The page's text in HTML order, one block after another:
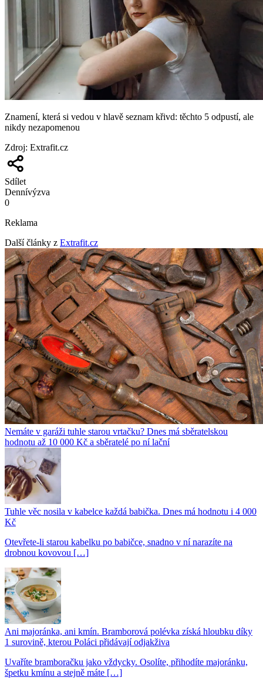
Znamení, která si vedou v hlavě seznam křivd: těchto 5 odpustí, ale
nikdy nezapomenou
Zdroj: Extrafit.cz
Sdílet
Dennívýzva
0
Reklama
Další články z Extrafit.cz
Nemáte v garáži tuhle starou vrtačku? Dnes má sběratelskou
hodnotu až 10 000 Kč a sběratelé po ní lační
Tuhle věc nosila v kabelce každá babička. Dnes má hodnotu i 4 000
Kč
Otevřete-li starou kabelku po babičce, snadno v ní narazíte na
drobnou kovovou […]
Ani majoránka, ani kmín. Bramborová polévka získá hloubku díky
1 surovině, kterou Poláci přidávají odjakživa
Uvaříte bramboračku jako vždycky. Osolíte, přihodíte majoránku,
špetku kmínu a stejně máte […]